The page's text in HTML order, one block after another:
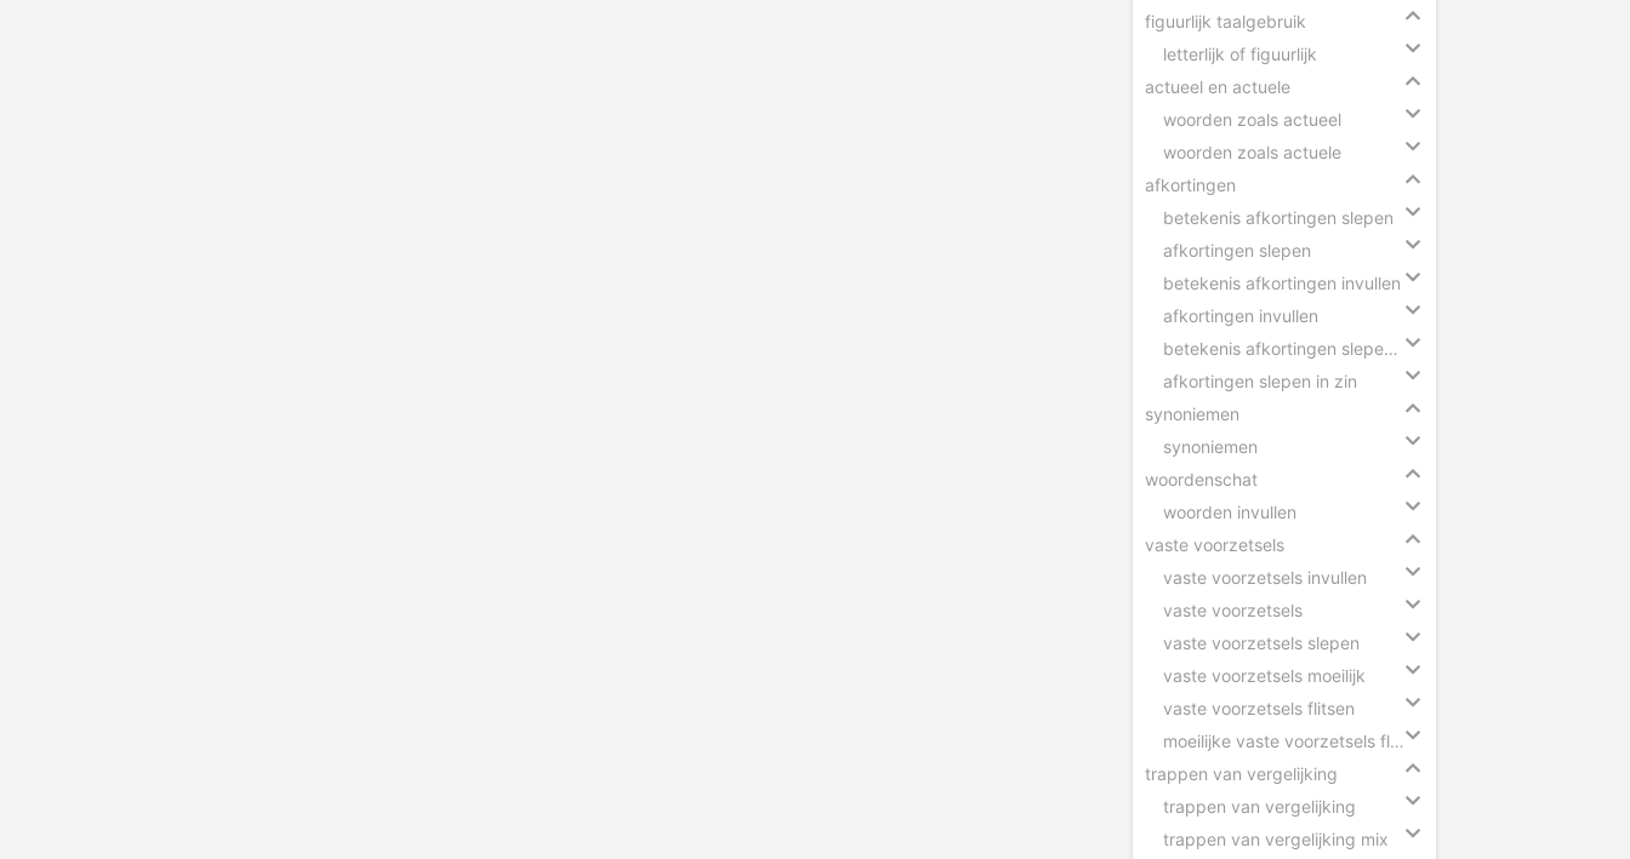
figuurlijk taalgebruik
letterlijk of figuurlijk
actueel en actuele
woorden zoals actueel
woorden zoals actuele
afkortingen
betekenis afkortingen slepen
afkortingen slepen
betekenis afkortingen invullen
afkortingen invullen
betekenis afkortingen slepen in zin
afkortingen slepen in zin
synoniemen
synoniemen
woordenschat
woorden invullen
vaste voorzetsels
vaste voorzetsels invullen
vaste voorzetsels
vaste voorzetsels slepen
vaste voorzetsels moeilijk
vaste voorzetsels flitsen
moeilijke vaste voorzetsels flitsen
trappen van vergelijking
trappen van vergelijking
trappen van vergelijking mix